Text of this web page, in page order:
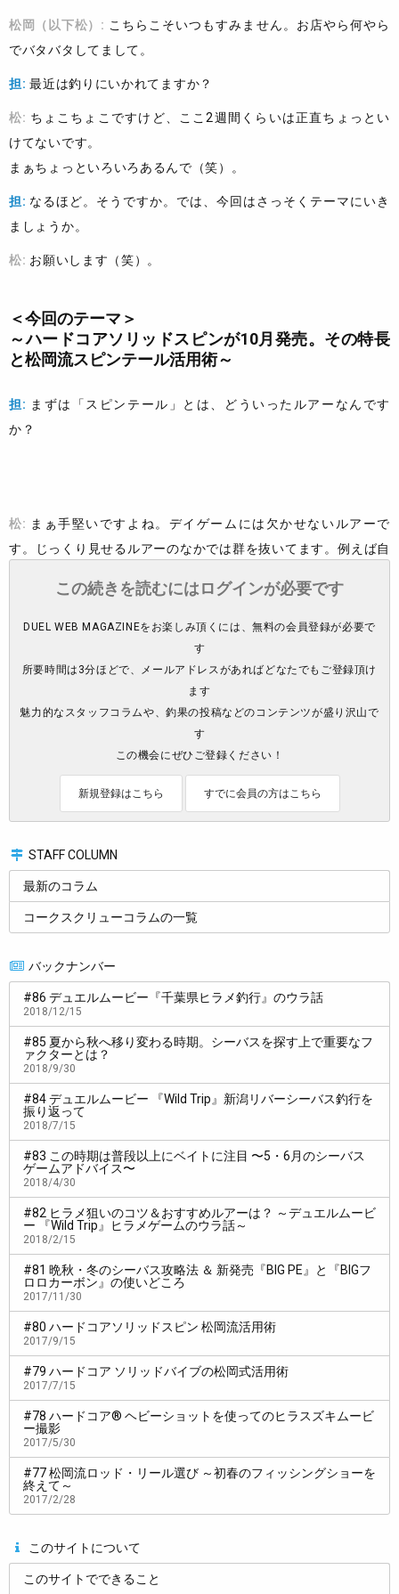
STAFF COLUMN
最新のコラム
コークスクリューコラムの一覧
バックナンバー
#86 デュエルムービー『千葉県ヒラメ釣行』のウラ話
2018/12/15
#85 夏から秋へ移り変わる時期。シーバスを探す上で重要なフ
ァクターとは？
2018/9/30
#84 デュエルムービー 『Wild Trip』新潟リバーシーバス釣行を
振り返って
2018/7/15
#83 この時期は普段以上にベイトに注目 〜5・6月のシーバス
ゲームアドバイス〜
2018/4/30
#82 ヒラメ狙いのコツ＆おすすめルアーは？ ～デュエルムービ
ー 『Wild Trip』ヒラメゲームのウラ話～
2018/2/15
#81 晩秋・冬のシーバス攻略法 ＆ 新発売『BIG PE』と『BIGフ
ロロカーボン』の使いどころ
2017/11/30
#80 ハードコアソリッドスピン 松岡流活用術
2017/9/15
#79 ハードコア ソリッドバイブの松岡式活用術
2017/7/15
#78 ハードコア® ヘビーショットを使ってのヒラスズキムービ
ー撮影
2017/5/30
#77 松岡流ロッド・リール選び ～初春のフィッシングショーを
終えて～
2017/2/28
このサイトについて
このサイトでできること
松岡（以下松）: こちらこそいつもすみません。お店やら何やら
でバタバタしてまして。
担: 最近は釣りにいかれてますか？
松: ちょこちょこですけど、ここ2週間くらいは正直ちょっとい
けてないです。
まぁちょっといろいろあるんで（笑）。
担: なるほど。そうですか。では、今回はさっそくテーマにいき
ましょうか。
松: お願いします（笑）。
＜今回のテーマ＞
～ハードコアソリッドスピンが10月発売。その特長
と松岡流スピンテール活用術～
担: まずは「スピンテール」とは、どういったルアーなんです
か？
松: まぁ手堅いですよね。デイゲームには欠かせないルアーで
す。じっくり見せるルアーのなかでは群を抜いてます。例えば自
アレってリアクションというか、無理に口を使わせるルアーなん
ですよ。沈むルアーで言えば、バイブレーションも同じ感覚です
けど、スピンテールはブレードがあることで、魚が食べたくなる
ルアーなんですよね。
担:リアクションよりも食性だと。
そういう気がしますね。というのも、確かに緩急を付けるこ
きくバーン！と口を開けるんじゃなくて、スッと吸い込むような
硬いアタリが出やすいんじゃないかなと。
担: 吸う力が強いんですか。
松:そうですね。大きい口で周りの物と一緒に一気に吸い込もう
けを狙っているんですよね。
担: ブレードを食べようとしているんですね。
松:リアクションももちろんあるんですけど、食性でもアタるん
で、バイト数は圧倒的に多いですね。いろいろな魚も釣れます。
シーバス、ヒラメ、マゴチ、メッキ、アジ、青物、メバル、あり
とあらゆる魚種が釣れるルアーです。
松:なので、これで釣れなかったらここはダメだなっていう目安
にもなります（笑）。
バイブレーションとの違いは？
松:バイブレーションは魚の動きが早いときに釣りやすいんです
けど、ブレードがあると同じ巻きでもちょっとテンポが遅くなる
のでスローに探れますよね。レンジも含めて広くカバーできま
す。
新発売のスピンテール「ハードコア ソリッドスピ
この続きを読むにはログインが必要です
DUEL WEB MAGAZINEをお楽しみ頂くには、無料の会員登録が必要で
す
所要時間は3分ほどで、メールアドレスがあればどなたでもご登録頂け
ます
魅力的なスタッフコラムや、釣果の投稿などのコンテンツが盛り沢山で
す
この機会にぜひご登録ください！
新規登録はこちら すでに会員の方はこちら